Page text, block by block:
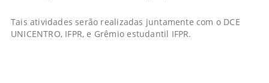
Tais atividades serão realizadas juntamente com o DCE
UNICENTRO, IFPR, e Grêmio estudantil IFPR.